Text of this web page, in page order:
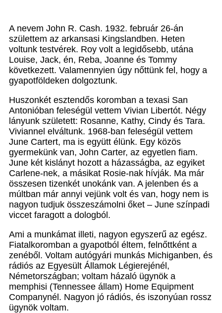
A nevem John R. Cash. 1932. február 26-án
születtem az arkansasi Kingslandben. Heten
voltunk testvérek. Roy volt a legidősebb, utána
Louise, Jack, én, Reba, Joanne és Tommy
következett. Valamennyien úgy nőttünk fel, hogy a
gyapotföldeken dolgoztunk.
Huszonkét esztendős koromban a texasi San
Antonióban feleségül vettem Vivian Libertót. Négy
lányunk született: Rosanne, Kathy, Cindy és Tara.
Viviannel elváltunk. 1968-ban feleségül vettem
June Cartert, ma is együtt élünk. Egy közös
gyermekünk van, John Carter, az egyetlen fiam.
June két kislányt hozott a házasságba, az egyiket
Carlene-nek, a másikat Rosie-nak hívják. Ma már
összesen tizenkét unokánk van. A jelenben és a
múltban már annyi vejünk volt és van, hogy nem is
nagyon tudjuk összeszámolni őket – June színpadi
viccet faragott a dologból.
Ami a munkámat illeti, nagyon egyszerű az egész.
Fiatalkoromban a gyapotból éltem, felnőttként a
zenéből. Voltam autógyári munkás Michiganben, és
rádiós az Egyesült Államok Légierejénél,
Németországban; voltam házaló ügynök a
memphisi (Tennessee állam) Home Equipment
Companynél. Nagyon jó rádiós, és iszonyúan rossz
ügynök voltam.